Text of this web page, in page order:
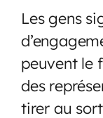
Les gens
peuvent le
des
tirer au